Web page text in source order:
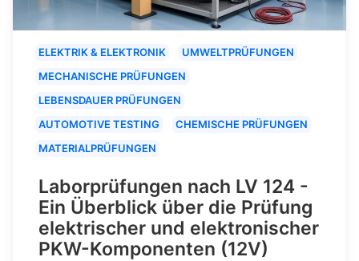
ELEKTRIK & ELEKTRONIK
UMWELTPRÜFUNGEN
MECHANISCHE PRÜFUNGEN
LEBENSDAUER PRÜFUNGEN
AUTOMOTIVE TESTING
CHEMISCHE PRÜFUNGEN
MATERIALPRÜFUNGEN
Laborprüfungen nach LV 124 -
Ein Überblick über die Prüfung
elektrischer und elektronischer
PKW-Komponenten (12V)